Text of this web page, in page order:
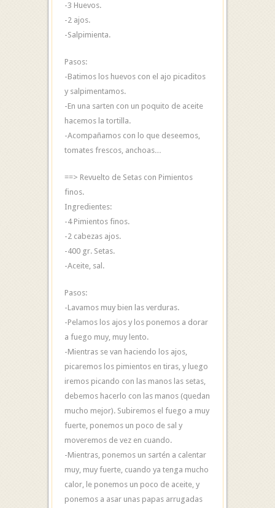
-3 Huevos.
-2 ajos.
-Salpimienta.
Pasos:
-Batimos los huevos con el ajo picaditos
y salpimentamos.
-En una sarten con un poquito de aceite
hacemos la tortilla.
-Acompañamos con lo que deseemos,
tomates frescos, anchoas…
==> Revuelto de Setas con Pimientos
finos.
Ingredientes:
-4 Pimientos finos.
-2 cabezas ajos.
-400 gr. Setas.
-Aceite, sal.
Pasos:
-Lavamos muy bien las verduras.
-Pelamos los ajos y los ponemos a dorar
a fuego muy, muy lento.
-Mientras se van haciendo los ajos,
picaremos los pimientos en tiras, y luego
iremos picando con las manos las setas,
debemos hacerlo con las manos (quedan
mucho mejor). Subiremos el fuego a muy
fuerte, ponemos un poco de sal y
moveremos de vez en cuando.
-Mientras, ponemos un sartén a calentar
muy, muy fuerte, cuando ya tenga mucho
calor, le ponemos un poco de aceite, y
ponemos a asar unas papas arrugadas